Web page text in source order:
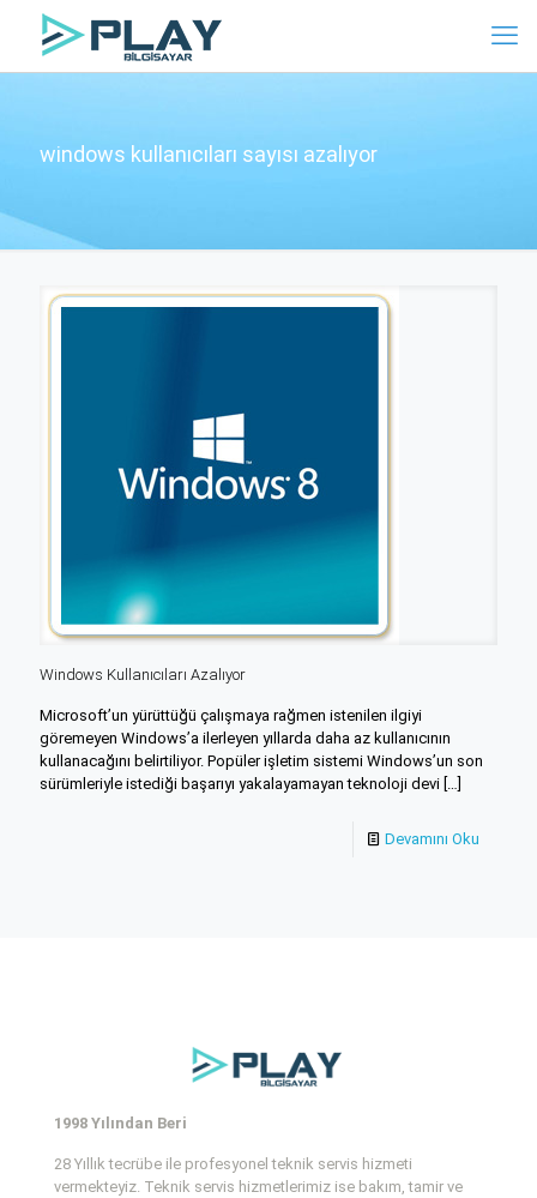
windows kullanıcıları sayısı azalıyor
Windows Kullanıcıları Azalıyor
Microsoft’un yürüttüğü çalışmaya rağmen istenilen ilgiyi
göremeyen Windows’a ilerleyen yıllarda daha az kullanıcının
kullanacağını belirtiliyor. Popüler işletim sistemi Windows’un son
sürümleriyle istediği başarıyı yakalayamayan teknoloji devi
Devamını Oku
1998 Yılından Beri
28 Yıllık tecrübe ile profesyonel teknik servis hizmeti
vermekteyiz. Teknik servis hizmetlerimiz ise bakım, tamir ve